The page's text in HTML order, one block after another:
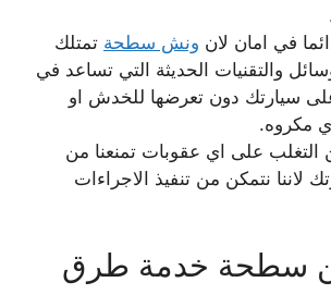
في امان لان ونش سطحة تمتلك
والتقنيات الحديثة التي تساعد في
سيارتك دون تعرضها للخدش او
مكروه.
التغلب على اي عقوبات تمنعنا من
لاننا نتمكن من تنفيذ الاجراءات
سطحة خدمة طرق